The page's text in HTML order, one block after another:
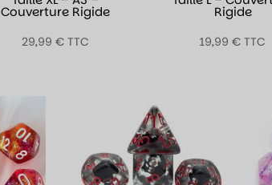
Couverture Rigide
29,99 € TTC
Rigide
19,99€ TTC